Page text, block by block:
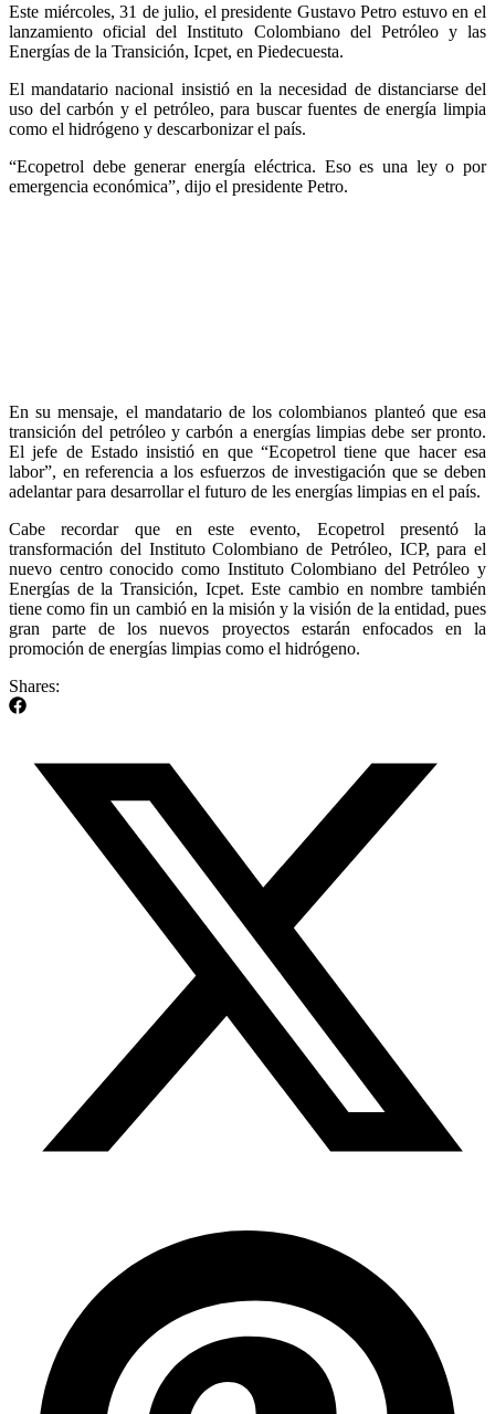
Este miércoles, 31 de julio, el presidente Gustavo Petro estuvo en el
lanzamiento oficial del Instituto Colombiano del Petróleo y las
Energías de la Transición, Icpet, en Piedecuesta.
El mandatario nacional insistió en la necesidad de distanciarse del
uso del carbón y el petróleo, para buscar fuentes de energía limpia
como el hidrógeno y descarbonizar el país.
“Ecopetrol debe generar energía eléctrica. Eso es una ley o por
emergencia económica”, dijo el presidente Petro.
En su mensaje, el mandatario de los colombianos planteó que esa
transición del petróleo y carbón a energías limpias debe ser pronto.
El jefe de Estado insistió en que “Ecopetrol tiene que hacer esa
labor”, en referencia a los esfuerzos de investigación que se deben
adelantar para desarrollar el futuro de les energías limpias en el país.
Cabe recordar que en este evento, Ecopetrol presentó la
transformación del Instituto Colombiano de Petróleo, ICP, para el
nuevo centro conocido como Instituto Colombiano del Petróleo y
Energías de la Transición, Icpet. Este cambio en nombre también
tiene como fin un cambió en la misión y la visión de la entidad, pues
gran parte de los nuevos proyectos estarán enfocados en la
promoción de energías limpias como el hidrógeno.
Shares: